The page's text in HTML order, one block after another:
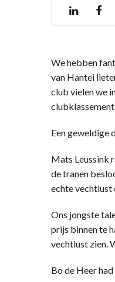
We hebben
van Hantei
club vielen we
Een geweldige
Mats Leussink
de tranen
echte
Ons jongste
prijs binnen te
vechtlust zien.
Bo de Heer